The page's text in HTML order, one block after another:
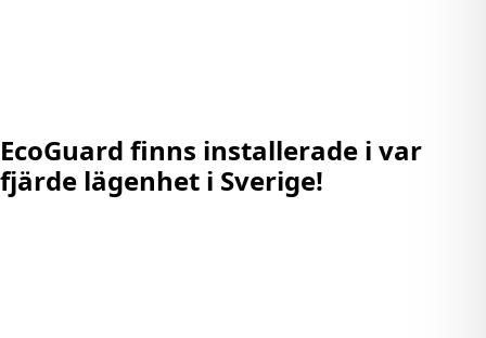
EcoGuard finns installerade i var
fjärde lägenhet i Sverige!